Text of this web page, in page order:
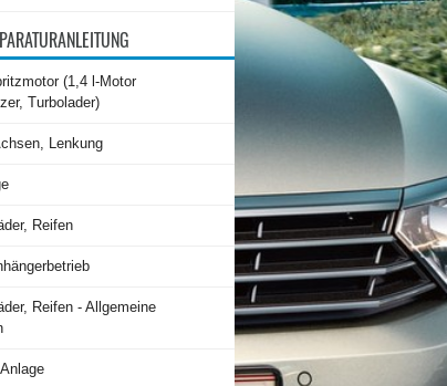
(1,4 l-Motor
Turbolader)
Lenkung
Reifen
Reifen - Allgemeine